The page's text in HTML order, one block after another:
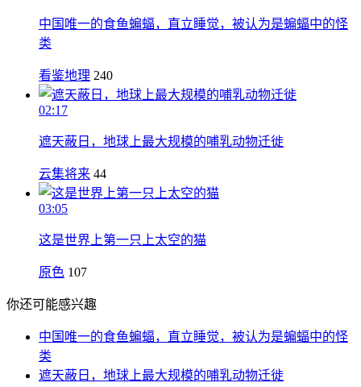
中国唯一的食鱼蝙蝠，直立睡觉，被认为是蝙蝠中的怪
类
看鉴地理 240
02:17
遮天蔽日，地球上最大规模的哺乳动物迁徙
云集将来 44
03:05
这是世界上第一只上太空的猫
原色 107
你还可能感兴趣
中国唯一的食鱼蝙蝠，直立睡觉，被认为是蝙蝠中的怪
类
遮天蔽日，地球上最大规模的哺乳动物迁徙